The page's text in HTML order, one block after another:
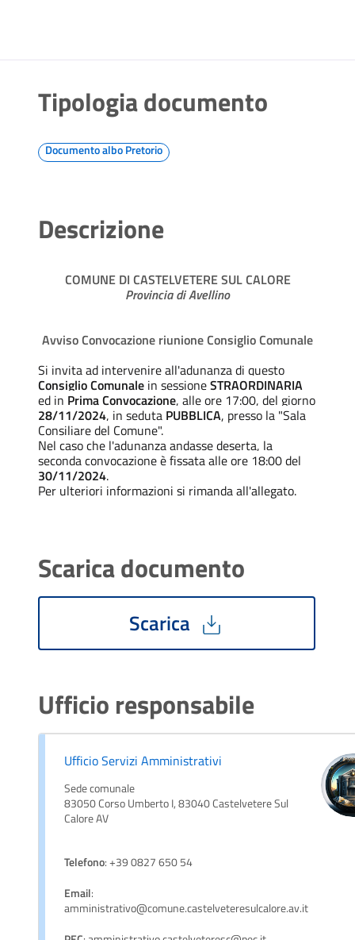
Tipologia documento
Documento albo Pretorio
Descrizione
COMUNE DI CASTELVETERE SUL CALORE
Provincia di Avellino
Avviso Convocazione riunione Consiglio Comunale
Si invita ad intervenire all'adunanza di questo
Consiglio Comunale in sessioneSTRAORDINARIA
ed in Prima Convocazione, alle ore 17:00, del giorno
28/11/2024, in seduta PUBBLICA, presso la "Sala
Consiliare del Comune".
Nel caso che l'adunanza andasse deserta, la
seconda convocazione è fissata alle ore 18:00 del
30/11/2024.
Per ulteriori informazioni si rimanda all'allegato.
Scarica documento
Scarica
Ufficio responsabile
Ufficio Servizi Amministrativi
Sede comunale
83050 Corso Umberto I, 83040 Castelvetere Sul
Calore AV
Telefono: +39 0827 650 54
Email:
amministrativo@comune.castelveteresulcalore.av.it